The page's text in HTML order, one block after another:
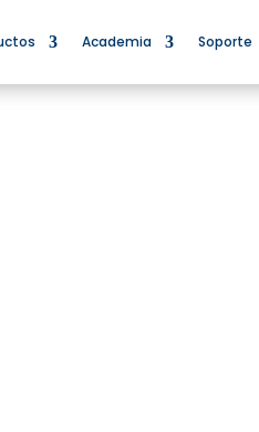
Academia Soporte